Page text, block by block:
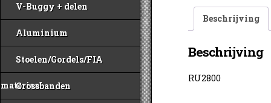
V-Buggy + delen
Aluminium
Stoelen/Gordels/FIA
materiaal
Crossbanden
Beschrijving
Beschrijving
RU2800